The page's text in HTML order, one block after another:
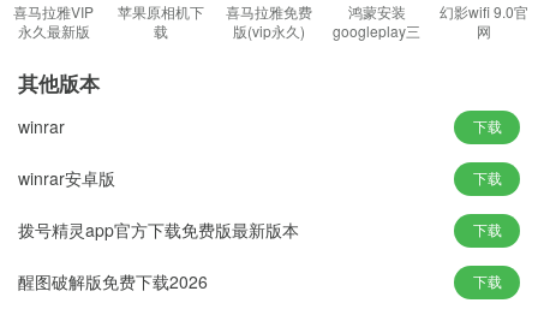
winrar功能：
1、提供了RAR和ZIP文件的完整支持，功能强大，给使用者以简
2、支持鼠标拖放及外壳扩展，根据需要，将压缩后的文件保存为ZI
3、提供了可选择的、针对多媒体数据的压缩算法，压缩率对比同类
软件属于前列。
喜马拉雅VIP
永久最新版
苹果原相机下
载
喜马拉雅免费
版(vip永久)
鸿蒙安装
googleplay三
幻影wifi 9.0官
网
其他版本
winrar 下载
winrar安卓版 下载
拨号精灵app官方下载免费版最新版本 下载
醒图破解版免费下载2026 下载